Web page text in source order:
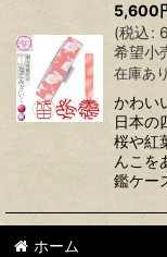
5,600
(税込:
希望小
在庫あり
かわい
日本の
桜や紅
んこを
鑑ケー
ホーム